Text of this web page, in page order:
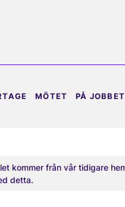
MÖTET PÅ JOBBET
kommer från vår tidigare
detta.